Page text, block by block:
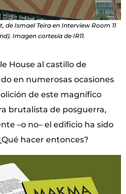
de Ismael Teira en Interview Room 11
Imagen cortesía de IR11.
House al castillo de
en numerosas ocasiones
de este magnífico
brutalista de posguerra,
–o no– el edificio ha sido
hacer entonces?